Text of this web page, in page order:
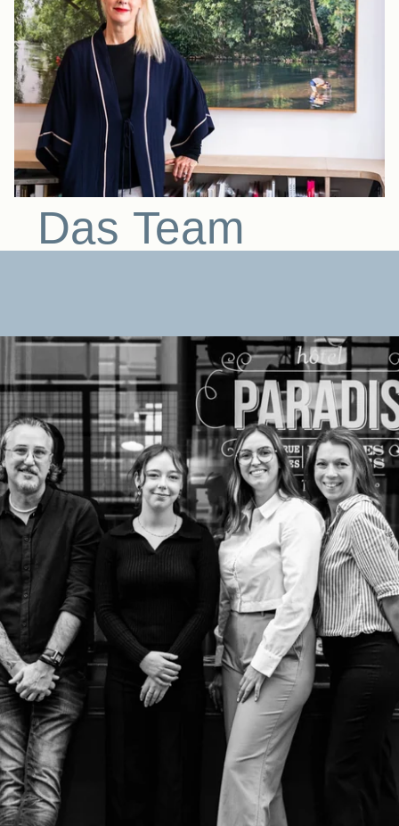
Das Team
Das Haus
Die Zimmer & Suiten
Unsere Partner
Unsere Verpflichtungen
Angebote & AktuellesZugangBuchen
Kontaktieren Sie uns
Buchen